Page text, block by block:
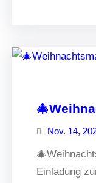
Nov. 14,
Einladung